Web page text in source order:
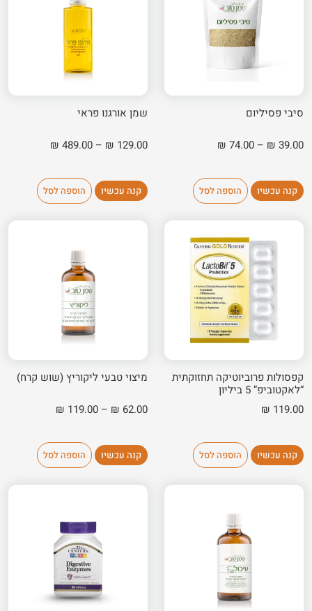
סיבי פסיליום
₪ 39.00
–
₪ 74.00
עד
קנה עכשיו הוספה לסל
שמן אורגנו פראי
₪ 129.00
–
₪ 489.00
עד
קנה עכשיו הוספה לסל
קפסולות פרוביוטיקה תחזוקתית
“לאקטוביפ” 5 ביליון
₪ 119.00
קנה עכשיו הוספה לסל
מיצוי טבעי ליקוריץ (שוש קרח)
₪ 62.00
–
₪ 119.00
עד
קנה עכשיו הוספה לסל